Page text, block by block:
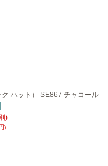
ハット） SE867 チャコール
)
)